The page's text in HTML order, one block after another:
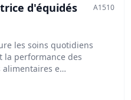
d'équidés
A1510
les soins quotidiens
la performance des
alimentaires e…